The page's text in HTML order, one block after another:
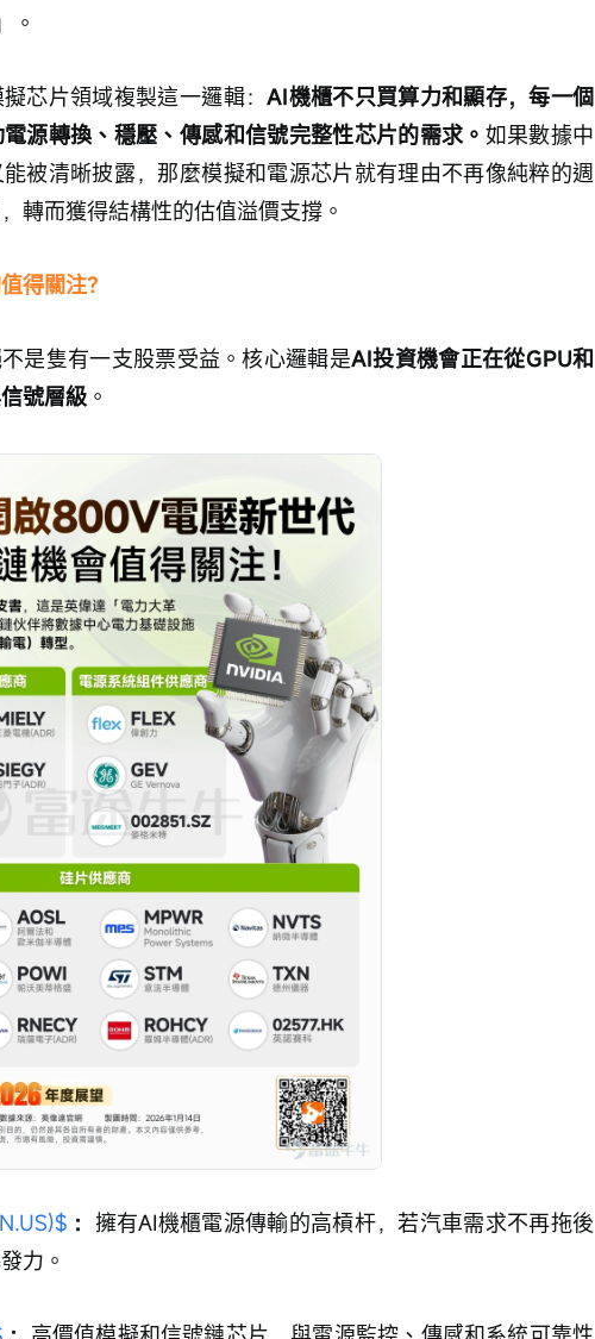
。
芯片領域複製這一邏輯：AI機櫃不只買算力和顯存，每一個
源轉換、穩壓、傳感和信號完整性芯片的需求。 如果數據中
被清晰披露，那麼模擬和電源芯片就有理由不再像純粹的週
轉而獲得結構性的估值溢價支撐。
得關注？
是隻有一支股票受益。核心邏輯是AI投資機會正在從GPU和
號層級 。
： 擁有AI機櫃電源傳輸的高槓杆，若汽車需求不再拖後
力。